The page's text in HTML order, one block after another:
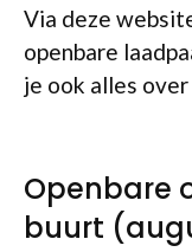
Via deze
openbare
je ook alles over
Openbare
buurt